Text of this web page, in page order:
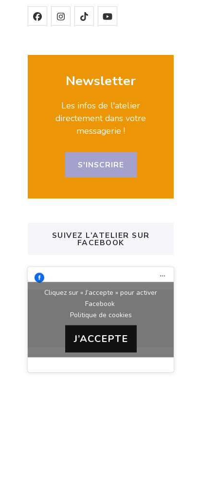
Newsletter
Les infos de l'atelier
directement dans votre
messagerie !
S'INSCRIRE
SUIVEZ L’ATELIER SUR
FACEBOOK
Cliquez sur « J’accepte » pour activer
Facebook
Politique de cookies
J’ACCEPTE